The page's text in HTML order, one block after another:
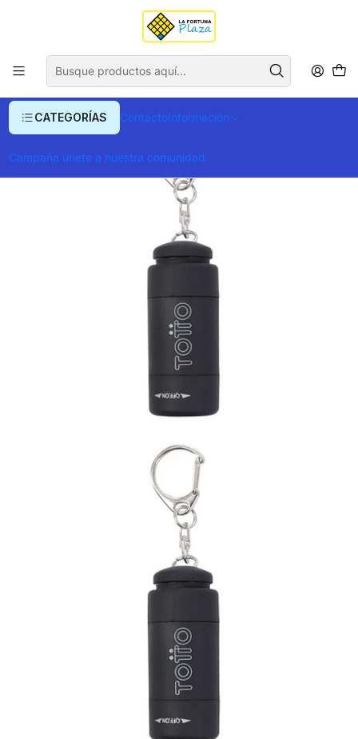
CATEGORÍAS ContactoInformación
Campaña únete a nuestra comunidad
Envío gratis para compras superiores a $ 400.000
Llavero / Linterna 2 En 1 Flashlight